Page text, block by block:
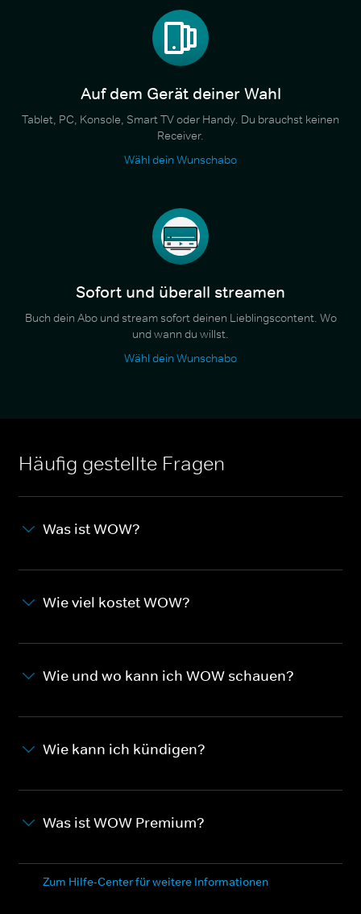
Auf dem Gerät deiner Wahl
Tablet, PC, Konsole, Smart TV oder Handy. Du brauchst keinen
Receiver.
Wähl dein Wunschabo
Sofort und überall streamen
Buch dein Abo und stream sofort deinen Lieblingscontent. Wo
und wann du willst.
Wähl dein Wunschabo
Häufig gestellte Fragen
Was ist WOW?
Wie viel kostet WOW?
Wie und wo kann ich WOW schauen?
Wie kann ich kündigen?
Was ist WOW Premium?
Zum Hilfe-Center für weitere Informationen